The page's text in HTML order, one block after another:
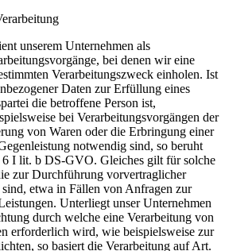
unserem Unternehmen als
bei denen wir eine
Verarbeitungszweck einholen. Ist
Daten zur Erfüllung eines
die betroffene Person ist,
bei Verarbeitungsvorgängen der
von Waren oder die Erbringung einer
notwendig sind, so beruht
I lit. b DS-GVO. Gleiches gilt für solche
zur Durchführung vorvertraglicher
etwa in Fällen von Anfragen zur
Unterliegt unser Unternehmen
durch welche eine Verarbeitung von
erforderlich wird, wie beispielsweise zur
so basiert die Verarbeitung auf Art.